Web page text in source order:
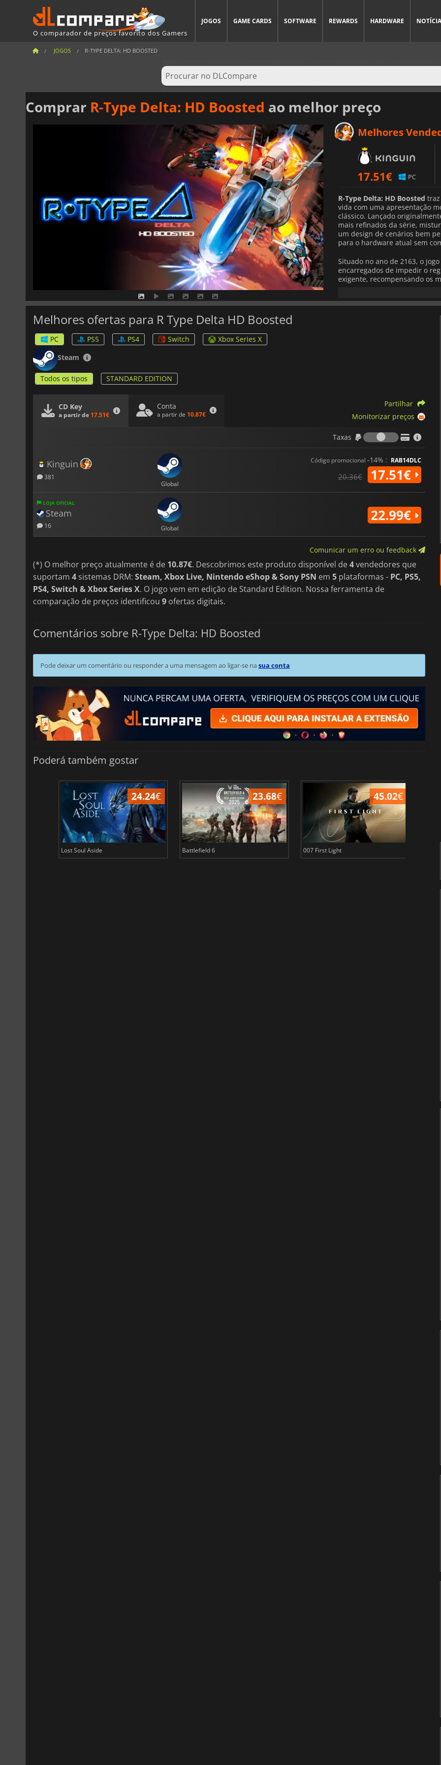
O comparador de preços favorito dos Gamers
JOGOS GAME CARDS SOFTWARE REWARDS HARDWARE
JOGOS R-TYPE DELTA: HD BOOSTED
Comprar R-Type Delta: HD Boosted ao melhor preço
Melhores
17.51€ PC
R-Type Delta: HD Boosted
vida com uma apresentação
clássico. Lançado
mais refinados da série,
um design de cenários bem
para o hardware atual sem
Situado no ano de 2163, o
encarregados de impedir o
exigente, recompensando os
domínio da icónica unidade
distintas, cada uma com
drasticamente o fluxo da
O
definição e um desempenho
remasterizado e a
com efeitos sonoros
sombrio e mecânico do
As caraterísticas modernas
reduzir o seu desafio. As
as definições de visualização
longa data adaptem a
Steam, como as conquistas,
completam o pacote.
R-Type Delta: HD Boosted
é
género, oferecendo uma
bosses e uma apresentação
Melhores ofertas para R Type Delta HD Boosted
PC PS5 PS4 Switch
Xbox Series X
Steam
Todos os tipos STANDARD EDITION
CD Key
a partir de 17.51€
Conta
a partir de 10.87€
Partilhar
Monitorizar preços
Taxas
Taxas
Kinguin
381
Global
Código promocional -14% : RAB14DLC
20.36€ 17.51€
LOJA OFICIAL
Steam
16 Global
22.99€
Comunicar um erro ou feedback
(*) O melhor preço atualmente é de 10.87€. Descobrimos este produto disponível de4vendedores que
suportam 4 sistemas DRM: Steam, Xbox Live, Nintendo eShop & Sony PSN em 5 plataformas - PC, PS5,
PS4, Switch & Xbox Series X. O jogo vem em edição de Standard Edition. Nossa ferramenta de
comparação de preços identificou 9 ofertas digitais.
Comentários sobre R-Type Delta: HD Boosted
Pode deixar um comentário ou responder a uma mensagem ao ligar-se nasua conta
Poderá também gostar
24.24€
Lost Soul Aside
23.68€
Battlefield 6
45.02€
007 First Light